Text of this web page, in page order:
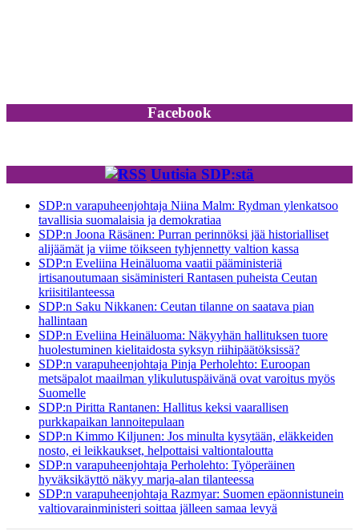
Facebook
Uutisia SDP:stä
SDP:n varapuheenjohtaja Niina Malm: Rydman ylenkatsoo
tavallisia suomalaisia ja demokratiaa
SDP:n Joona Räsänen: Purran perinnöksi jää historialliset
alijäämät ja viime töikseen tyhjennetty valtion kassa
SDP:n Eveliina Heinäluoma vaatii pääministeriä
irtisanoutumaan sisäministeri Rantasen puheista Ceutan
kriisitilanteessa
SDP:n Saku Nikkanen: Ceutan tilanne on saatava pian
hallintaan
SDP:n Eveliina Heinäluoma: Näkyyhän hallituksen tuore
huolestuminen kielitaidosta syksyn riihipäätöksissä?
SDP:n varapuheenjohtaja Pinja Perholehto: Euroopan
metsäpalot maailman ylikulutuspäivänä ovat varoitus myös
Suomelle
SDP:n Piritta Rantanen: Hallitus keksi vaarallisen
purkkapaikan lannoitepulaan
SDP:n Kimmo Kiljunen: Jos minulta kysytään, eläkkeiden
nosto, ei leikkaukset, helpottaisi valtiontaloutta
SDP:n varapuheenjohtaja Perholehto: Työperäinen
hyväksikäyttö näkyy marja-alan tilanteessa
SDP:n varapuheenjohtaja Razmyar: Suomen epäonnistunein
valtiovarainministeri soittaa jälleen samaa levyä